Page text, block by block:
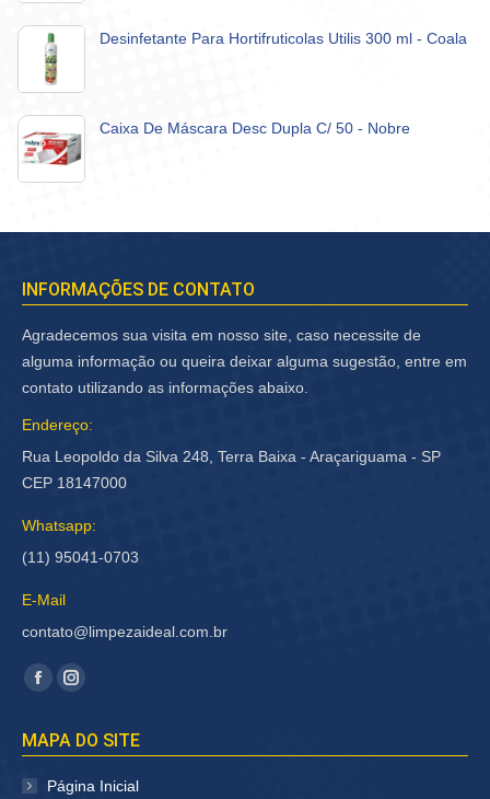
Desinfetante Para Hortifruticolas Utilis 300 ml - Coala
Caixa De Máscara Desc Dupla C/ 50 - Nobre
INFORMAÇÕES DE CONTATO
Agradecemos sua visita em nosso site, caso necessite de
alguma informação ou queira deixar alguma sugestão, entre em
contato utilizando as informações abaixo.
Endereço:
Rua Leopoldo da Silva 248, Terra Baixa - Araçariguama - SP
CEP 18147000
Whatsapp:
(11) 95041-0703
E-Mail
contato@limpezaideal.com.br
Encontre-nos em:
Facebook
abre
em
Instagram
abre
MAPA DO SITE
Página Inicial